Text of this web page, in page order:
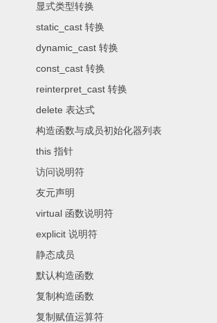
显式类型转换
static_cast 转换
dynamic_cast 转换
const_cast 转换
reinterpret_cast 转换
delete 表达式
构造函数与成员初始化器列表
this 指针
访问说明符
友元声明
virtual 函数说明符
explicit 说明符
静态成员
默认构造函数
复制构造函数
复制赋值运算符